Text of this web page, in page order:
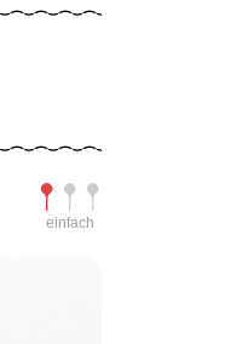
Schwierigkeit
einfach